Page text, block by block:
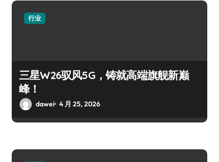
行业
三星W26驭风5G，铸就高端旗舰新巅
峰！
dawei 4 月 25, 2026